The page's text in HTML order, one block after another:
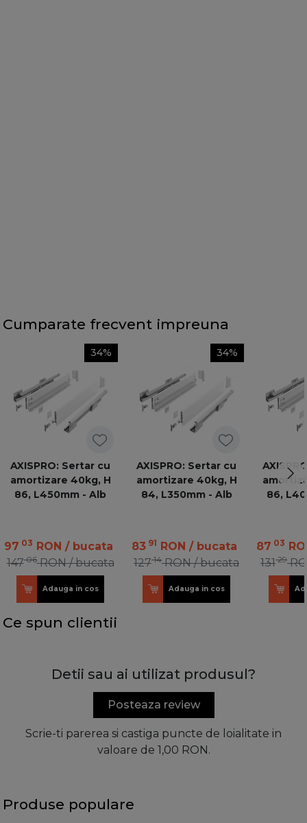
Cumparate frecvent impreuna
34%
AXISPRO: Sertar cu
amortizare 40kg, H
86, L450mm - Alb
97 03 RON / bucata
14706 RON / bucata
Adauga in cos
34%
AXISPRO: Sertar cu
amortizare 40kg, H
84, L350mm - Alb
83 91 RON / bucata
12714 RON / bucata
Adauga in cos
86,
87 03
13129
Ce spun clientii
Detii sau ai utilizat produsul?
Posteaza review
Scrie-ti parerea si castiga puncte de loialitate in
valoare de 1,00 RON.
Produse populare